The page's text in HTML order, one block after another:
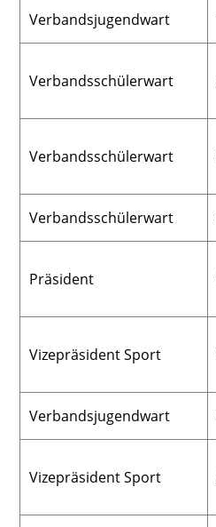
Verbandsjugendwart
Verbandsschülerwart
Verbandsschülerwart
Verbandsschülerwart
Präsident
Vizepräsident Sport
Verbandsjugendwart
Vizepräsident Sport